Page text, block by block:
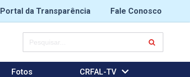
Portal da Transparência
Fale Conosco
Fotos CRFAL-TV